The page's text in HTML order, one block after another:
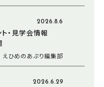
2026.8.6
・見学会情報
えひめのあぷり編集部
2026.6.29